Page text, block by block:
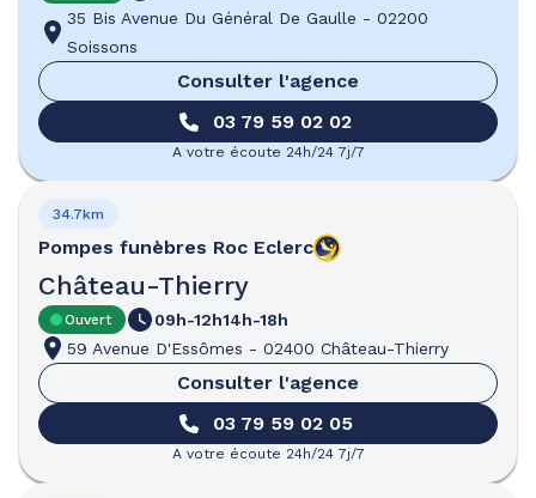
35 Bis Avenue Du Général De Gaulle - 02200
Soissons
Consulter l'agence
03 79 59 02 02
A votre écoute 24h/24 7j/7
Pompes funèbres Roc Eclerc
Château-Thierry
34.7km
Ouvert 09h-12h14h-18h
59 Avenue D'Essômes - 02400 Château-Thierry
Consulter l'agence
03 79 59 02 05
A votre écoute 24h/24 7j/7